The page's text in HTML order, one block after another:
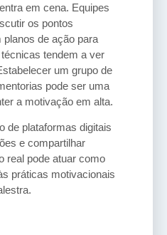
em cena. Equipes
os pontos
planos de ação para
tendem a ver
um grupo de
pode ser uma
a motivação em alta.
de plataformas digitais
e compartilhar
real pode atuar como
práticas motivacionais